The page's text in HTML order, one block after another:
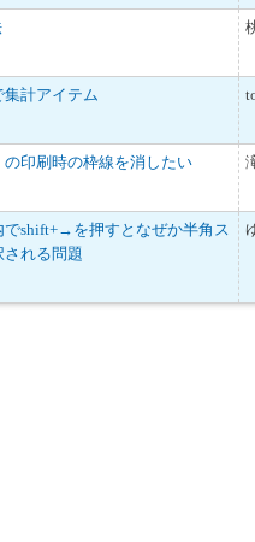
集計アイテム
の印刷時の枠線を消したい
でshift+→を押すとなぜか半角ス
れる問題